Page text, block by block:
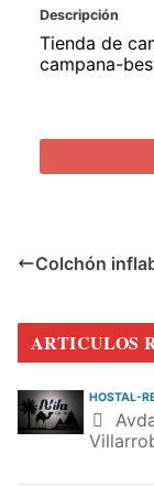
Descripción
Tienda de
campana-
Colchón
ARTICULOS
HOSTAL-